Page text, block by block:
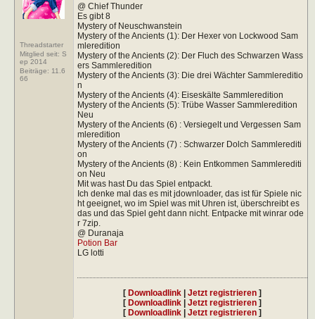
Threadstarter
Mitglied seit: S
ep 2014
Beiträge: 11.6
66
@ Chief Thunder
Es gibt 8
Mystery of Neuschwanstein
Mystery of the Ancients (1): Der Hexer von Lockwood Sam
mleredition
Mystery of the Ancients (2): Der Fluch des Schwarzen Wass
ers Sammleredition
Mystery of the Ancients (3): Die drei Wächter Sammlereditio
n
Mystery of the Ancients (4): Eiseskälte Sammleredition
Mystery of the Ancients (5): Trübe Wasser Sammleredition
Neu
Mystery of the Ancients (6) : Versiegelt und Vergessen Sam
mleredition
Mystery of the Ancients (7) : Schwarzer Dolch Sammlerediti
on
Mystery of the Ancients (8) : Kein Entkommen Sammlerediti
on Neu
Mit was hast Du das Spiel entpackt.
Ich denke mal das es mit jdownloader, das ist für Spiele nic
ht geeignet, wo im Spiel was mit Uhren ist, überschreibt es
das und das Spiel geht dann nicht. Entpacke mit winrar ode
r 7zip.
@ Duranaja
Potion Bar
LG lotti
[ Downloadlink| Jetzt registrieren]
[ Downloadlink| Jetzt registrieren]
[ Downloadlink| Jetzt registrieren]